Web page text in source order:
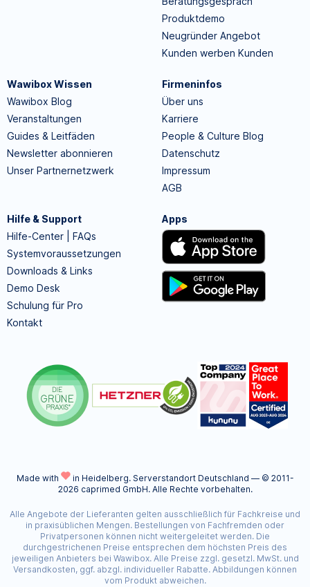
Produktdemo
Neugründer Angebot
Kunden werben Kunden
Wawibox Wissen
Wawibox Blog
Veranstaltungen
Guides & Leitfäden
Newsletter abonnieren
Unser Partnernetzwerk
Firmeninfos
Über uns
Karriere
People & Culture Blog
Datenschutz
Impressum
AGB
Hilfe & Support
Hilfe-Center | FAQs
Systemvoraussetzungen
Downloads & Links
Demo Desk
Schulung für Pro
Kontakt
Apps
Made with in Heidelberg. Serverstandort Deutschland — © 2011-
2026 caprimed GmbH. Alle Rechte vorbehalten.
Alle Angebote der Lieferanten gelten ausschließlich für Fachkreise und
in praxisüblichen Mengen. Bestellungen von Fachfremden oder
Privatpersonen können nicht weitergeleitet werden. Die
durchgestrichenen Preise entsprechen dem höchsten Preis des
jeweiligen Anbieters bei Wawibox. Alle Preise zzgl. gesetzl. MwSt. und
Versandkosten, ggf. abzgl. individueller Rabatte. Abbildungen können
vom Produkt abweichen.